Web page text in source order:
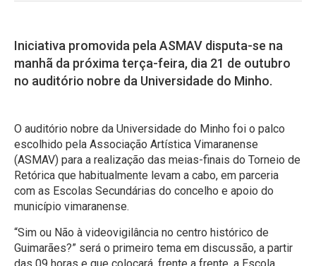
Iniciativa promovida pela ASMAV disputa-se na
manhã da próxima terça-feira, dia 21 de outubro
no auditório nobre da Universidade do Minho.
O auditório nobre da Universidade do Minho foi o palco
escolhido pela Associação Artística Vimaranense
(ASMAV) para a realização das meias-finais do Torneio de
Retórica que habitualmente levam a cabo, em parceria
com as Escolas Secundárias do concelho e apoio do
município vimaranense.
“Sim ou Não à videovigilância no centro histórico de
Guimarães?” será o primeiro tema em discussão, a partir